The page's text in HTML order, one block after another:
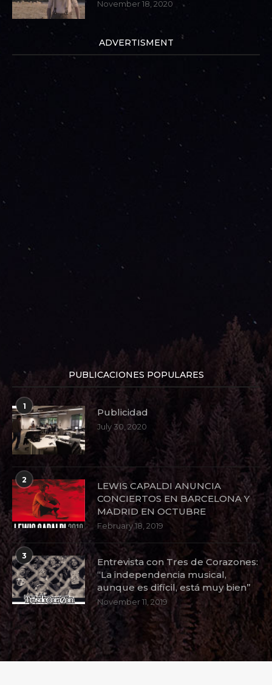
November 18, 2020
ADVERTISMENT
PUBLICACIONES POPULARES
1
Publicidad
July 30, 2020
2
LEWIS CAPALDI ANUNCIA
CONCIERTOS EN BARCELONA Y
MADRID EN OCTUBRE
February 18, 2019
3
Entrevista con Tres de Corazones:
“La independencia musical,
aunque es difícil, está muy bien”
November 11, 2019